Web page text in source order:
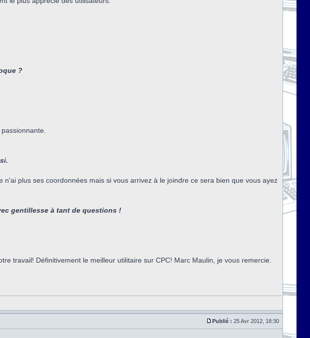
?
plus ses coordonnées mais si vous arrivez à le joindre ce sera bien que vous ayez
gentillesse à tant de questions !
travail! Définitivement le meilleur utilitaire sur CPC! Marc Maulin, je vous remercie.
Publié : 25 Avr 2012, 18:30